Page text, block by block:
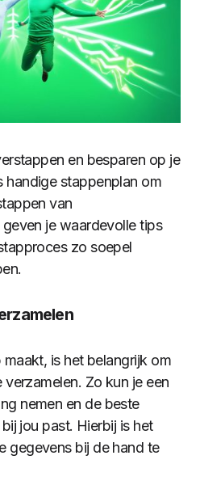
en besparen op je
handige stappenplan om
van
je waardevolle tips
zo soepel
is het belangrijk om
Zo kun je een
nemen en de beste
jou past. Hierbij is het
gegevens bij de hand te